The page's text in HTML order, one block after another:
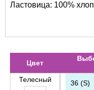
Ластовица: 100%
Цвет
Телесный
36 (S)